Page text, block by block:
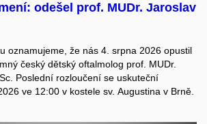
odešel prof. MUDr. Jaroslav
oznamujeme, že nás 4. srpna 2026 opustil
český dětský oftalmolog prof. MUDr.
Poslední rozloučení se uskuteční
ve 12:00 v kostele sv. Augustina v Brně.